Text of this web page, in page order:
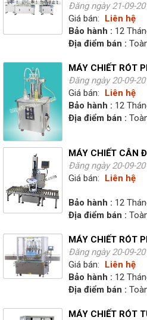
Đăng ngày 21-09-
Giá bán:
Liên hệ
Bảo hành : 12
Địa điểm bán :
MÁY CHIẾT RÓT
Đăng ngày 20-09-
Giá bán:
Liên hệ
Bảo hành : 12
Địa điểm bán :
MÁY CHIẾT CÂN
Đăng ngày 20-09-
Giá bán:
Liên hệ
Bảo hành : 12
Địa điểm bán :
MÁY CHIẾT RÓT
Đăng ngày 20-09-
Giá bán:
Liên hệ
Bảo hành : 12
Địa điểm bán :
MÁY CHIẾT RÓT